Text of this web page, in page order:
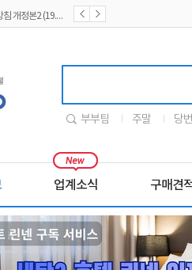
[공지] [호텔업] 개인정보 처리방침 개정본1 (19.09.02)
부부팀 주말 당번
업계소식 구매견